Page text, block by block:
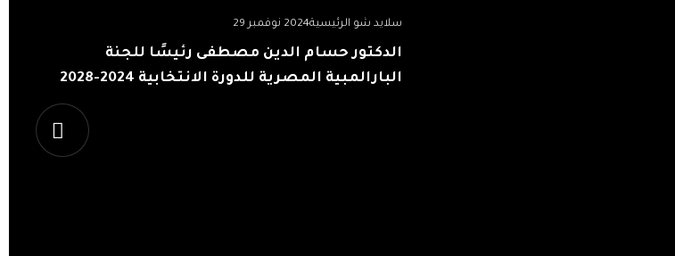
سلايد شو الرئيسية2024 نوفمبر 29
الدكتور حسام الدين مصطفى رئيسًا للجنة
البارالمبية المصرية للدورة الانتخابية 2024-2028